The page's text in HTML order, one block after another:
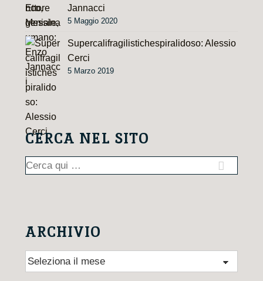
Jannacci
5 Maggio 2020
Supercalifragilistichespiralidoso: Alessio
Cerci
5 Marzo 2019
CERCA NEL SITO
Cerca:
ARCHIVIO
Archivio